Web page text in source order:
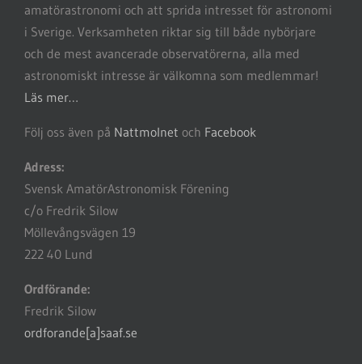
amatörastronomi och att sprida intresset för astronomi
i Sverige. Verksamheten riktar sig till både nybörjare
och de mest avancerade observatörerna, alla med
astronomiskt intresse är välkomna som medlemmar!
Läs mer…
Följ oss även på Nattmolnet och Facebook
Adress:
Svensk AmatörAstronomisk Förening
c/o Fredrik Silow
Möllevångsvägen 19
222 40 Lund
Ordförande:
Fredrik Silow
ordforande[a]saaf.se